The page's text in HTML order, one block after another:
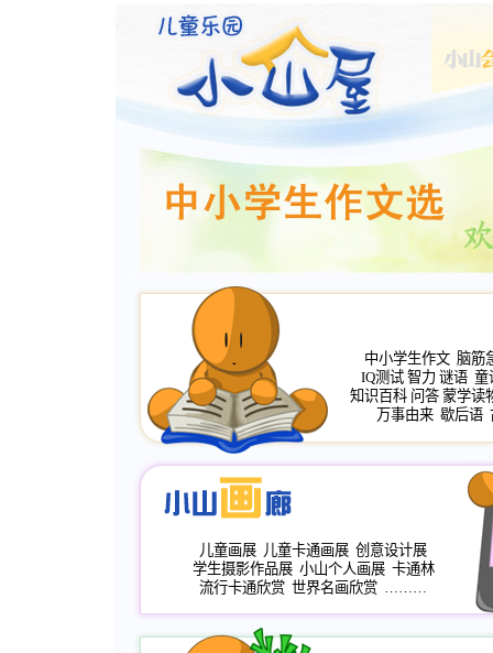
中小学生作文 脑筋
IQ测试 智力 谜语 童
知识百科 问答 蒙学读
万事由来 歇后语
儿童画展 儿童卡通画展 创意设计展
学生摄影作品展 小山个人画展 卡通林
流行卡通欣赏 世界名画欣赏 ………